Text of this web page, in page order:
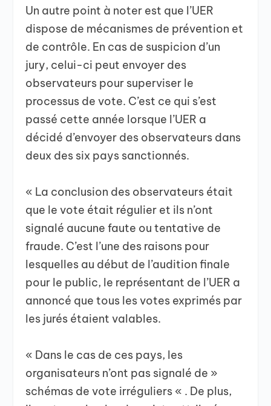
Un autre point à noter est que l’UER
dispose de mécanismes de prévention et
de contrôle. En cas de suspicion d’un
jury, celui-ci peut envoyer des
observateurs pour superviser le
processus de vote. C’est ce qui s’est
passé cette année lorsque l’UER a
décidé d’envoyer des observateurs dans
deux des six pays sanctionnés.
« La conclusion des observateurs était
que le vote était régulier et ils n’ont
signalé aucune faute ou tentative de
fraude. C’est l’une des raisons pour
lesquelles au début de l’audition finale
pour le public, le représentant de l’UER a
annoncé que tous les votes exprimés par
les jurés étaient valables.
« Dans le cas de ces pays, les
organisateurs n’ont pas signalé de »
schémas de vote irréguliers « . De plus,